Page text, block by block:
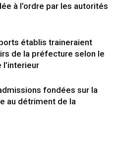
à l’ordre par les autorités
établis traineraient
de la préfecture selon le
fondées sur la
au détriment de la